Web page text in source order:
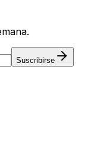
Suscribirse